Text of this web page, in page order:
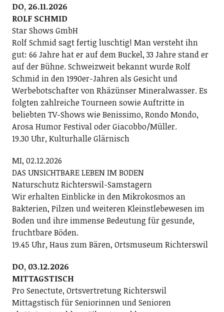
DO, 26.11.2026
ROLF SCHMID
Star Shows GmbH
Rolf Schmid sagt fertig luschtig! Man versteht ihn
gut: 66 Jahre hat er auf dem Buckel, 33 Jahre stand er
auf der Bühne. Schweizweit bekannt wurde Rolf
Schmid in den 1990er-Jahren als Gesicht und
Werbebotschafter von Rhäzünser Mineralwasser. Es
folgten zahlreiche Tourneen sowie Auftritte in
beliebten TV-Shows wie Benissimo, Rondo Mondo,
Arosa Humor Festival oder Giacobbo/Müller.
19.30 Uhr, Kulturhalle Glärnisch
MI, 02.12.2026
DAS UNSICHTBARE LEBEN IM BODEN
Naturschutz Richterswil-Samstagern
Wir erhalten Einblicke in den Mikrokosmos an
Bakterien, Pilzen und weiteren Kleinstlebewesen im
Boden und ihre immense Bedeutung für gesunde,
fruchtbare Böden.
19.45 Uhr, Haus zum Bären, Ortsmuseum Richterswil
DO, 03.12.2026
MITTAGSTISCH
Pro Senectute, Ortsvertretung Richterswil
Mittagstisch für Seniorinnen und Senioren